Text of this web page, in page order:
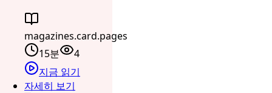
magazines.card.pages
15분
4
지금 읽기
자세히 보기